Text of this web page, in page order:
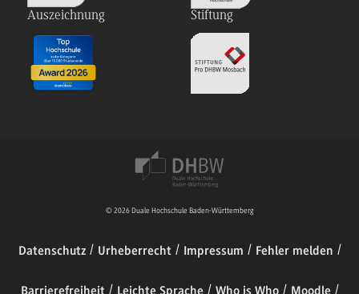
Auszeichnung Stiftung
© 2026 Duale Hochschule Baden-Württemberg
Datenschutz Urheberrecht Impressum Fehler melden